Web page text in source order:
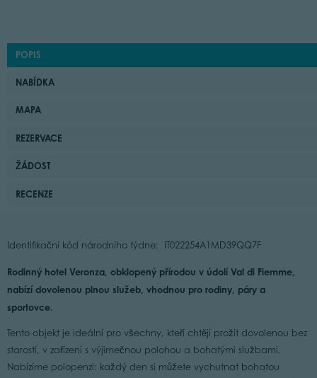
POPIS
NABÍDKA
MAPA
REZERVACE
ŽÁDOST
RECENZE
Identifikační kód národního týdne: IT022254A1MD39QQ7F
Rodinný hotel Veronza, obklopený přírodou v údolí Val di Fiemme,
nabízí dovolenou plnou služeb, vhodnou pro rodiny, páry a
sportovce.
Tento objekt je ideální pro všechny, kteří chtějí prožít dovolenou bez
starostí, v zařízení s výjimečnou polohou a bohatými službami.
Nabízíme polopenzi: každý den si můžete vychutnat bohatou